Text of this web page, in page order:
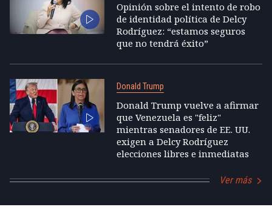
Opinión sobre el intento de robo
de identidad política de Delcy
Rodríguez: “estamos seguros
que no tendrá éxito”
Donald Trump
Donald Trump vuelve a afirmar
que Venezuela es "feliz"
mientras senadores de EE. UU.
exigen a Delcy Rodríguez
elecciones libres e inmediatas
Ver más